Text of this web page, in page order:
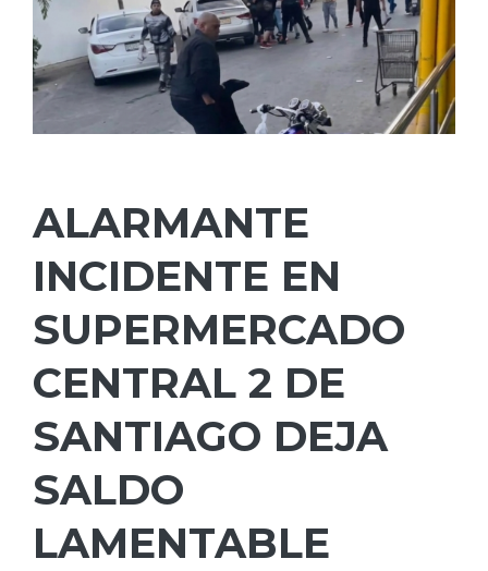
ALARMANTE
INCIDENTE EN
SUPERMERCADO
CENTRAL 2 DE
SANTIAGO DEJA
SALDO
LAMENTABLE